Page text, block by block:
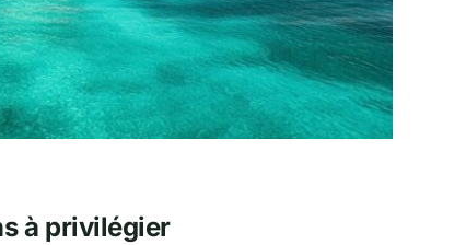
à privilégier